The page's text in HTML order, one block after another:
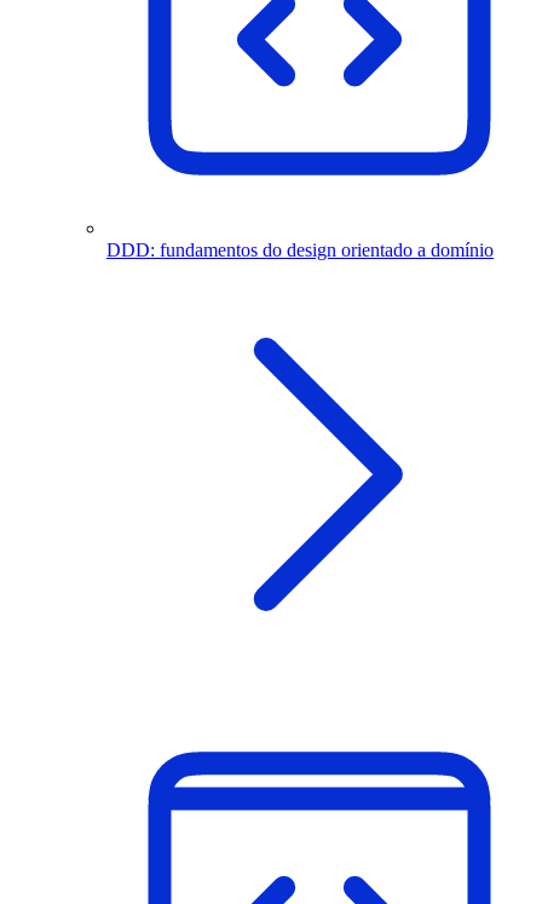
DDD: fundamentos do design orientado a domínio